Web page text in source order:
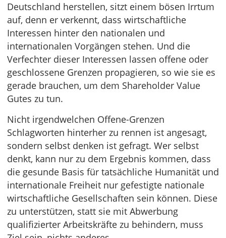
Deutschland herstellen, sitzt einem bösen Irrtum
auf, denn er verkennt, dass wirtschaftliche
Interessen hinter den nationalen und
internationalen Vorgängen stehen. Und die
Verfechter dieser Interessen lassen offene oder
geschlossene Grenzen propagieren, so wie sie es
gerade brauchen, um dem Shareholder Value
Gutes zu tun.
Nicht irgendwelchen Offene-Grenzen
Schlagworten hinterher zu rennen ist angesagt,
sondern selbst denken ist gefragt. Wer selbst
denkt, kann nur zu dem Ergebnis kommen, dass
die gesunde Basis für tatsächliche Humanität und
internationale Freiheit nur gefestigte nationale
wirtschaftliche Gesellschaften sein können. Diese
zu unterstützen, statt sie mit Abwerbung
qualifizierter Arbeitskräfte zu behindern, muss